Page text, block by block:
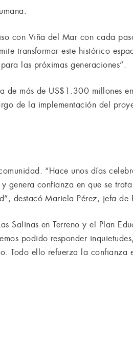
con Viña del Mar con cada
transformar este histórico
las próximas generaciones”.
de más de US$1.300 millones
de la implementación del
“Hace unos días
genera confianza en que se
destacó Mariela Pérez, jefa de
Salinas en Terreno y el Plan
podido responder
Todo ello refuerza la